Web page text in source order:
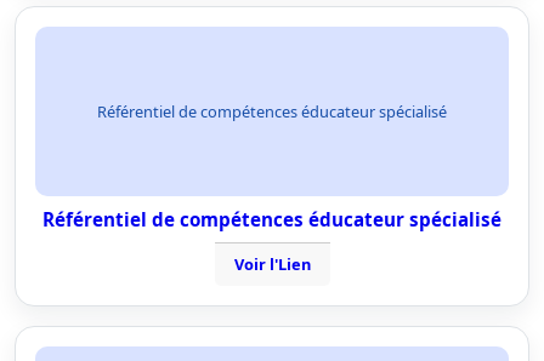
Référentiel de compétences éducateur spécialisé
Référentiel de compétences éducateur spécialisé
Voir l'Lien